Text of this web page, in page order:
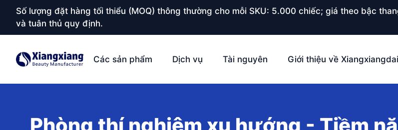
Số lượng đặt hàng tối thiểu (MOQ) thông thường cho mỗi SKU: 5.000 chiếc; giá theo bậc
và tuân thủ quy định.
Các sản phẩm Dịch vụ Tài nguyên Giới thiệu về